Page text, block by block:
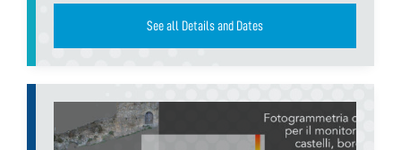
See all Details and Dates